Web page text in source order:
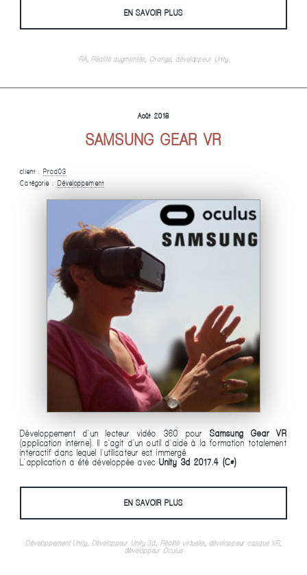
EN SAVOIR PLUS
RA,Réalité augmentée Orange,développeur Unity
Août 2018
SAMSUNG GEAR VR
client :Prod03
Catégorie : Développement
Développement d'un lecteur vidéo 360 pourSamsung Gear VR
(application interne). Il s'agit d'un outil d'aide à la formation totalement
interactif dans lequel l'utilisateur est immergé.
L'application a été développée avec Unity 3d 2017.4 (C#)
EN SAVOIR PLUS
Développement Unity, Développeur Unity 3d Réalité virtuelle, développeur casque VR,
développeur Oculus